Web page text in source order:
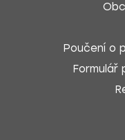
Poučení o
Formulář